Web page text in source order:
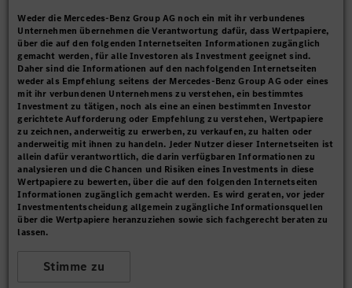
Weder die Mercedes-Benz Group AG noch ein mit ihr verbundenes
Unternehmen übernehmen die Verantwortung dafür, dass Wertpapiere,
über die auf den folgenden Internetseiten Informationen zugänglich
gemacht werden, für alle Investoren als Investment geeignet sind.
Daher sind die Informationen auf den nachfolgenden Internetseiten
weder als Empfehlung seitens der Mercedes-Benz Group AG oder eines
mit ihr verbundenen Unternehmens zu verstehen, ein bestimmtes
Investment zu tätigen, noch als eine an einen bestimmten Investor
gerichtete Aufforderung oder Empfehlung zu verstehen, Wertpapiere
zu zeichnen, anderweitig zu erwerben, zu verkaufen, zu halten oder
anderweitig mit ihnen zu handeln. Jeder Nutzer dieser Internetseiten ist
allein dafür verantwortlich, die darin verfügbaren Informationen zu
analysieren und die Chancen und Risiken eines Investments in diese
Wertpapiere zu bewerten, über die auf den folgenden Internetseiten
Informationen zugänglich gemacht werden. Es wird geraten, vor jeder
Investmententscheidung allgemein zugängliche Informationsquellen
über die Wertpapiere heranzuziehen sowie sich fachgerecht beraten zu
lassen.
Stimme zu